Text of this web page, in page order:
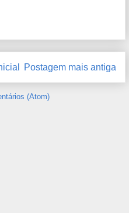
Postagem mais antiga
(Atom)